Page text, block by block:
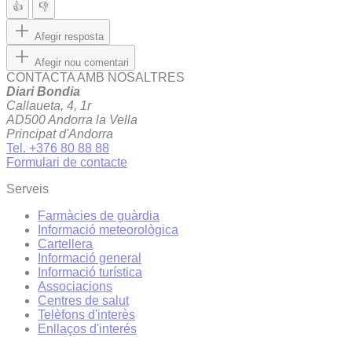
👍 👎
Afegir resposta
Afegir nou comentari
CONTACTA AMB NOSALTRES
Diari Bondia
Callaueta, 4, 1r
AD500 Andorra la Vella
Principat d'Andorra
Tel. +376 80 88 88
Formulari de contacte
Serveis
Farmàcies de guàrdia
Informació meteorològica
Cartellera
Informació general
Informació turística
Associacions
Centres de salut
Telèfons d'interès
Enllaços d'interés